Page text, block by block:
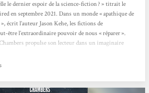
le dernier espoir de la science-fiction ? » titrait le
en septembre 2021. Dans un monde « apathique de
écrit l’auteur Jason Kehe, les fictions de
être l’extraordinaire pouvoir de nous « réparer ».
propulse son lecteur dans un imaginaire
et ingénieur satellite), elle bouscule le monde très